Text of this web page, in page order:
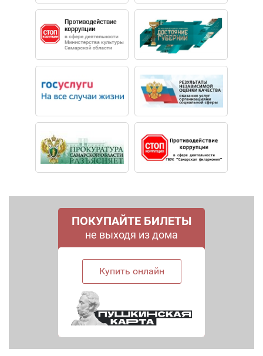
ПОКУПАЙТЕ БИЛЕТЫ
не выходя из дома
Купить онлайн